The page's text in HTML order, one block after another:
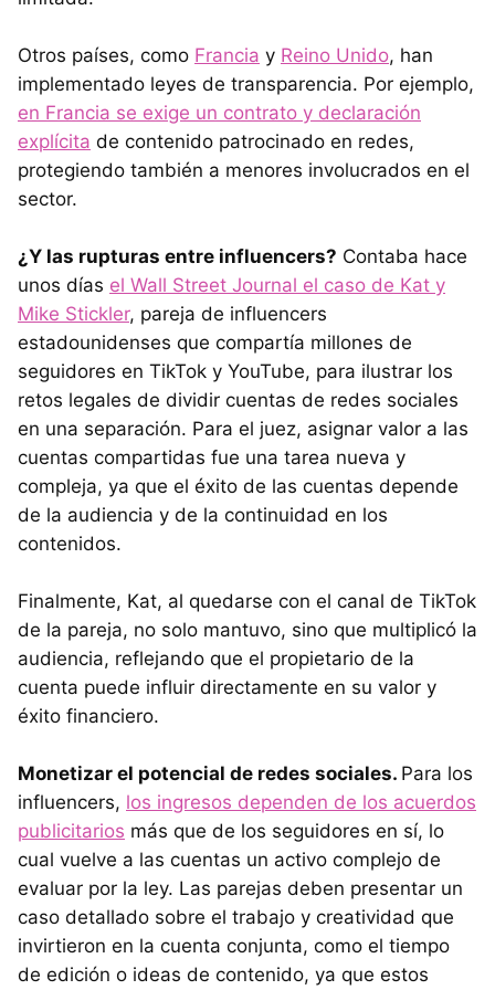
Otros países, como Francia y Reino Unido, han
implementado leyes de transparencia. Por ejemplo,
en Francia se exige un contrato y declaración
explícita de contenido patrocinado en redes,
protegiendo también a menores involucrados en el
sector.
¿Y las rupturas entre influencers? Contaba hace
unos días el Wall Street Journal el caso de Kat y
Mike Stickler, pareja de influencers
estadounidenses que compartía millones de
seguidores en TikTok y YouTube, para ilustrar los
retos legales de dividir cuentas de redes sociales
en una separación. Para el juez, asignar valor a las
cuentas compartidas fue una tarea nueva y
compleja, ya que el éxito de las cuentas depende
de la audiencia y de la continuidad en los
contenidos.
Finalmente, Kat, al quedarse con el canal de TikTok
de la pareja, no solo mantuvo, sino que multiplicó la
audiencia, reflejando que el propietario de la
cuenta puede influir directamente en su valor y
éxito financiero.
Monetizar el potencial de redes sociales. Para los
influencers, los ingresos dependen de los acuerdos
publicitarios más que de los seguidores en sí, lo
cual vuelve a las cuentas un activo complejo de
evaluar por la ley. Las parejas deben presentar un
caso detallado sobre el trabajo y creatividad que
invirtieron en la cuenta conjunta, como el tiempo
de edición o ideas de contenido, ya que estos